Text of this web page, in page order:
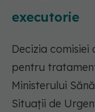
executorie
Decizia
pentru
Ministerului
Situații de